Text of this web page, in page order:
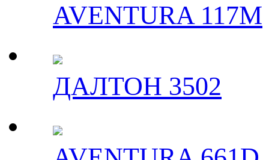
AVENTURA 117M
ДАЛТОН 3502